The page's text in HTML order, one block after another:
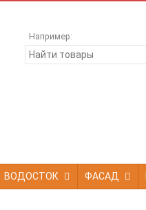
Например:
ВОДОСТОК ФАСАД